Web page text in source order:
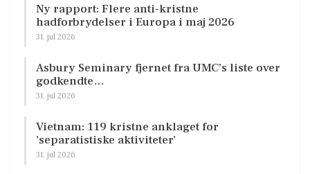
Ny rapport: Flere anti-kristne
hadforbrydelser i Europa i maj 2026
31. jul 2026
Asbury Seminary fjernet fra UMC’s liste over
godkendte…
31. jul 2026
Vietnam: 119 kristne anklaget for
’separatistiske aktiviteter’
31. jul 2026